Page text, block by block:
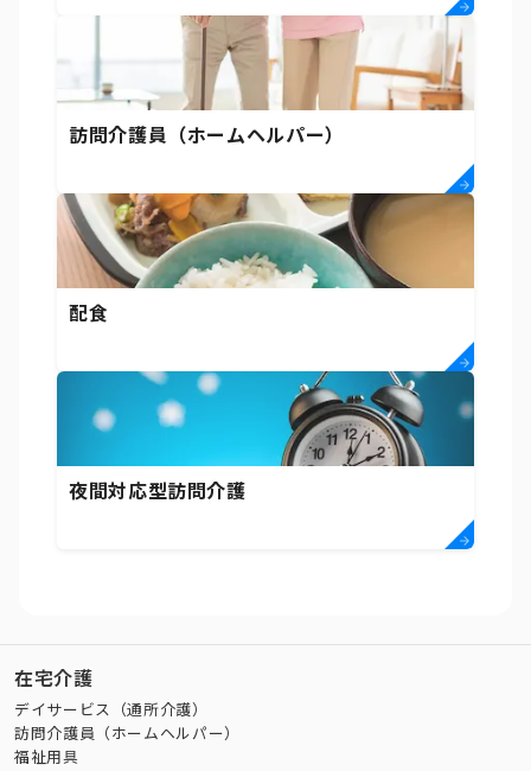
訪問介護員（ホームヘルパー）
配食
夜間対応型訪問介護
在宅介護
デイサービス（通所介護）
訪問介護員（ホームヘルパー）
福祉用具